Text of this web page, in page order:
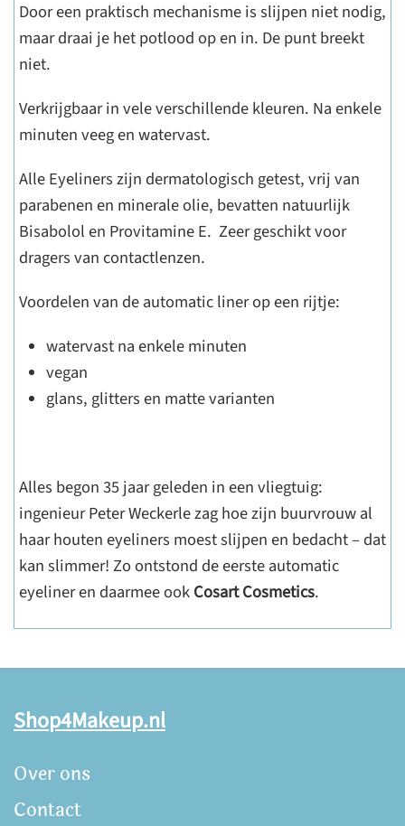
Door een praktisch mechanisme is slijpen niet nodig,
maar draai je het potlood op en in. De punt breekt
niet.
Verkrijgbaar in vele verschillende kleuren. Na enkele
minuten veeg en watervast.
Alle Eyeliners zijn dermatologisch getest, vrij van
parabenen en minerale olie, bevatten natuurlijk
Bisabolol en Provitamine E. Zeer geschikt voor
dragers van contactlenzen.
Voordelen van de automatic liner op een rijtje:
watervast na enkele minuten
vegan
glans, glitters en matte varianten
Alles begon 35 jaar geleden in een vliegtuig:
ingenieur Peter Weckerle zag hoe zijn buurvrouw al
haar houten eyeliners moest slijpen en bedacht – dat
kan slimmer! Zo ontstond de eerste automatic
eyeliner en daarmee ookCosart Cosmetics.
Shop4Makeup.nl
Over ons
Contact